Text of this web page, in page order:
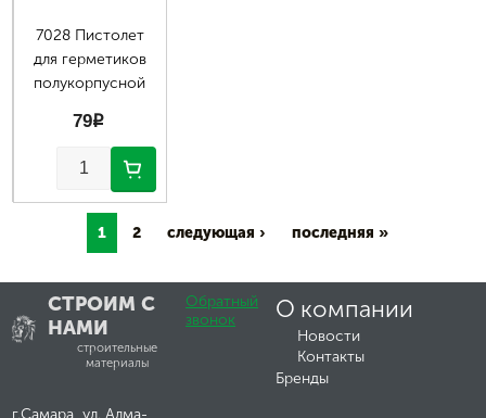
7028 Пистолет
для герметиков
полукорпусной
79p
1 2 следующая › последняя »
СТРОИМ С
НАМИ
строительные
материалы
г.Самара, ул. Алма-
Обратный
звонок
О компании
Новости
Контакты
Бренды